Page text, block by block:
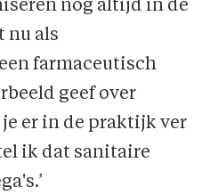
nog altijd in de
nu als
farmaceutisch
geef over
er in de praktijk ver
ik dat sanitaire